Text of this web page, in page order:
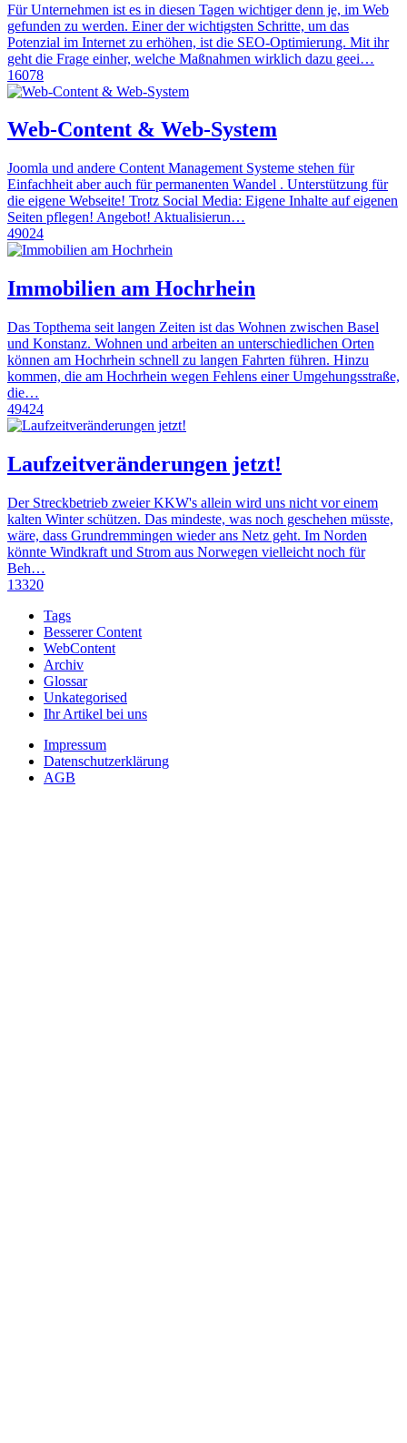
Für Unternehmen ist es in diesen Tagen wichtiger denn je, im Web
gefunden zu werden. Einer der wichtigsten Schritte, um das
Potenzial im Internet zu erhöhen, ist die SEO-Optimierung. Mit ihr
geht die Frage einher, welche Maßnahmen wirklich dazu geei…
16078
Web-Content & Web-System
Joomla und andere Content Management Systeme stehen für
Einfachheit aber auch für permanenten Wandel . Unterstützung für
die eigene Webseite! Trotz Social Media: Eigene Inhalte auf eigenen
Seiten pflegen! Angebot! Aktualisierun…
49024
Immobilien am Hochrhein
Das Topthema seit langen Zeiten ist das Wohnen zwischen Basel
und Konstanz. Wohnen und arbeiten an unterschiedlichen Orten
können am Hochrhein schnell zu langen Fahrten führen. Hinzu
kommen, die am Hochrhein wegen Fehlens einer Umgehungsstraße,
die…
49424
Laufzeitveränderungen jetzt!
Der Streckbetrieb zweier KKW's allein wird uns nicht vor einem
kalten Winter schützen. Das mindeste, was noch geschehen müsste,
wäre, dass Grundremmingen wieder ans Netz geht. Im Norden
könnte Windkraft und Strom aus Norwegen vielleicht noch für
Beh…
13320
Tags
Besserer Content
WebContent
Archiv
Glossar
Unkategorised
Ihr Artikel bei uns
Impressum
Datenschutzerklärung
AGB